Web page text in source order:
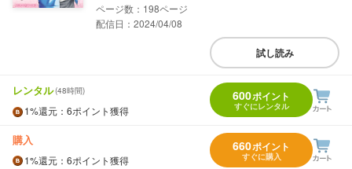
198
配信日：2024/04/08
試し読み
レンタル(48時間)
1%還元 ：6ポイント獲得
600ポイント
すぐにレンタル
購入
1%還元 ：6ポイント獲得
660ポイント
すぐに購入